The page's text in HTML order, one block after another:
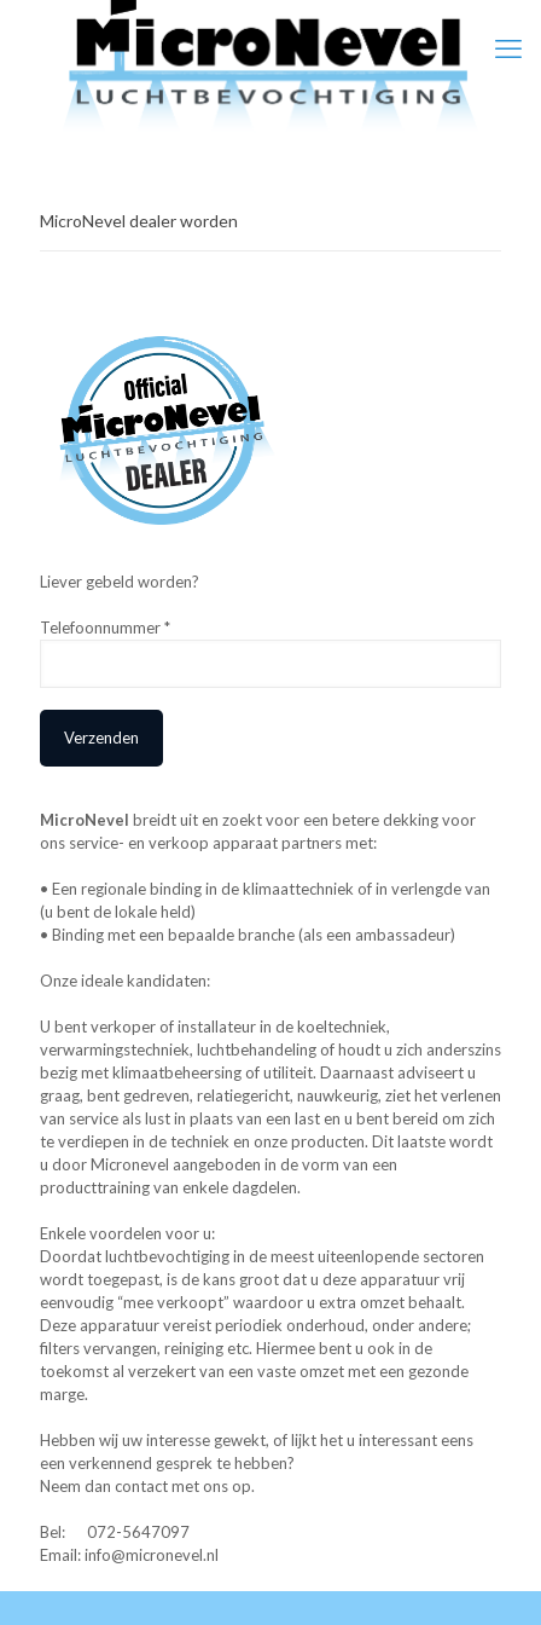
MicroNevel dealer worden
Liever gebeld worden?
Telefoonnummer *
MicroNevel breidt uit en zoekt voor een betere dekking voor
ons service- en verkoop apparaat partners met:
• Een regionale binding in de klimaattechniek of in verlengde van
(u bent de lokale held)
• Binding met een bepaalde branche (als een ambassadeur)
Onze ideale kandidaten:
U bent verkoper of installateur in de koeltechniek,
verwarmingstechniek, luchtbehandeling of houdt u zich anderszins
bezig met klimaatbeheersing of utiliteit. Daarnaast adviseert u
graag, bent gedreven, relatiegericht, nauwkeurig, ziet het verlenen
van service als lust in plaats van een last en u bent bereid om zich
te verdiepen in de techniek en onze producten. Dit laatste wordt
u door Micronevel aangeboden in de vorm van een
producttraining van enkele dagdelen.
Enkele voordelen voor u:
Doordat luchtbevochtiging in de meest uiteenlopende sectoren
wordt toegepast, is de kans groot dat u deze apparatuur vrij
eenvoudig “mee verkoopt” waardoor u extra omzet behaalt.
Deze apparatuur vereist periodiek onderhoud, onder andere;
filters vervangen, reiniging etc. Hiermee bent u ook in de
toekomst al verzekert van een vaste omzet met een gezonde
marge.
Hebben wij uw interesse gewekt, of lijkt het u interessant eens
een verkennend gesprek te hebben?
Neem dan contact met ons op.
Bel: 072-5647097
Email: info@micronevel.nl